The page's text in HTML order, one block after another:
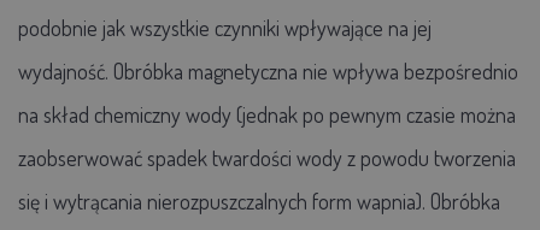
podobnie jak wszystkie czynniki wpływające na jej
wydajność. Obróbka magnetyczna nie wpływa bezpośrednio
na skład chemiczny wody (jednak po pewnym czasie można
zaobserwować spadek twardości wody z powodu tworzenia
się i wytrącania nierozpuszczalnych form wapnia). Obróbka